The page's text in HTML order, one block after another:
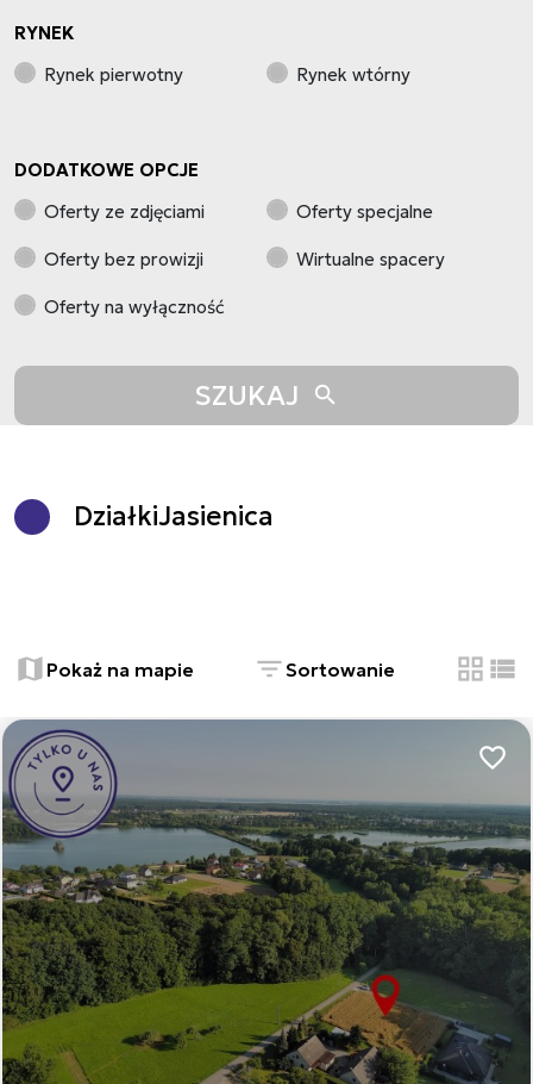
RYNEK
Rynek pierwotny
Rynek wtórny
DODATKOWE OPCJE
Oferty ze zdjęciami
Oferty specjalne
Oferty bez prowizji Wirtualne spacery
Oferty na wyłączność
SZUKAJ
DziałkiJasienica
2
−
Pokaż na mapie Sortowanie
tabela